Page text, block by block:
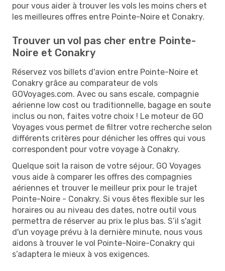
pour vous aider à trouver les vols les moins chers et
les meilleures offres entre Pointe-Noire et Conakry.
Trouver un vol pas cher entre Pointe-
Noire et Conakry
Réservez vos billets d'avion entre Pointe-Noire et
Conakry grâce au comparateur de vols
GOVoyages.com. Avec ou sans escale, compagnie
aérienne low cost ou traditionnelle, bagage en soute
inclus ou non, faites votre choix ! Le moteur de GO
Voyages vous permet de filtrer votre recherche selon
différents critères pour dénicher les offres qui vous
correspondent pour votre voyage à Conakry.
Quelque soit la raison de votre séjour, GO Voyages
vous aide à comparer les offres des compagnies
aériennes et trouver le meilleur prix pour le trajet
Pointe-Noire - Conakry. Si vous êtes flexible sur les
horaires ou au niveau des dates, notre outil vous
permettra de réserver au prix le plus bas. S’il s'agit
d'un voyage prévu à la dernière minute, nous vous
aidons à trouver le vol Pointe-Noire-Conakry qui
s’adaptera le mieux à vos exigences.